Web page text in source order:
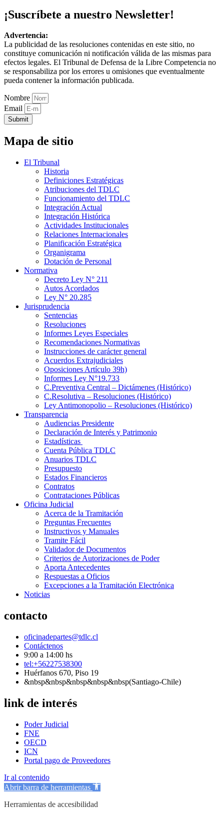
¡Suscríbete a nuestro Newsletter!
Advertencia:
La publicidad de las resoluciones contenidas en este sitio, no
constituye comunicación ni notificación válida de las mismas para
efectos legales. El Tribunal de Defensa de la Libre Competencia no
se responsabiliza por los errores u omisiones que eventualmente
pueda contener la información publicada.
Nombre
Email
Submit
Mapa de sitio
El Tribunal
Historia
Definiciones Estratégicas
Atribuciones del TDLC
Funcionamiento del TDLC
Integración Actual
Integración Histórica
Actividades Institucionales
Relaciones Internacionales
Planificación Estratégica
Organigrama
Dotación de Personal
Normativa
Decreto Ley N° 211
Autos Acordados
Ley N° 20.285
Jurisprudencia
Sentencias
Resoluciones
Informes Leyes Especiales
Recomendaciones Normativas
Instrucciones de carácter general
Acuerdos Extrajudiciales
Oposiciones Artículo 39h)
Informes Ley N°19.733
C.Preventiva Central – Dictámenes (Histórico)
C.Resolutiva – Resoluciones (Histórico)
Ley Antimonopolio – Resoluciones (Histórico)
Transparencia
Audiencias Presidente
Declaración de Interés y Patrimonio
Estadísticas
Cuenta Pública TDLC
Anuarios TDLC
Presupuesto
Estados Financieros
Contratos
Contrataciones Públicas
Oficina Judicial
Acerca de la Tramitación
Preguntas Frecuentes
Instructivos y Manuales
Tramite Fácil
Validador de Documentos
Criterios de Autorizaciones de Poder
Aporta Antecedentes
Respuestas a Oficios
Excepciones a la Tramitación Electrónica
Noticias
contacto
oficinadepartes@tdlc.cl
Contáctenos
9:00 a 14:00 hs
tel:+56227538300
Huérfanos 670, Piso 19
&nbsp&nbsp&nbsp&nbsp&nbsp(Santiago-Chile)
link de interés
Poder Judicial
FNE
OECD
ICN
Portal pago de Proveedores
Ir al contenido
Abrir barra de herramientas
Herramientas de accesibilidad